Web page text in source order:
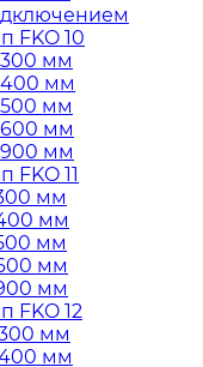
FKO 10
300 мм
400 мм
500 мм
600 мм
900 мм
FKO 11
мм
мм
мм
мм
мм
FKO 12
мм
400 мм